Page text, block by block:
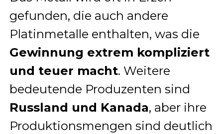
gefunden, die auch andere
Platinmetalle enthalten, was die
Gewinnung extrem kompliziert
und teuer macht. Weitere
bedeutende Produzenten sind
Russland und Kanada, aber ihre
Produktionsmengen sind deutlich